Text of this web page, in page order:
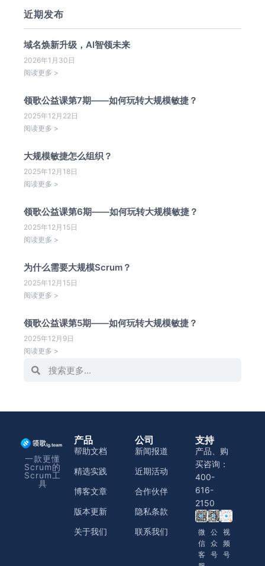
近期发布
域名焕新升级，AI智领未来
2026年1月30日
阅读更多 >
领歌公益课第7期——如何玩转大规模敏捷？
2025年12月22日
阅读更多 >
大规模敏捷怎么组织？
2025年12月18日
阅读更多 >
领歌公益课第6期——如何玩转大规模敏捷？
2025年12月15日
阅读更多 >
为什么需要大规模Scrum？
2025年12月15日
阅读更多 >
领歌公益课第5期——如何玩转大规模敏捷？
2025年12月9日
阅读更多 >
一款更懂
Scrum的
Scrum工
具
产品
帮助文档
精选实践
博客文章
版本更新
关于我们
公司
新闻报道
近期活动
合作伙伴
隐私条款
联系我们
支持
产品、购
买咨询：
400-
616-
2150
微
信
客
公
众
号
视
频
号